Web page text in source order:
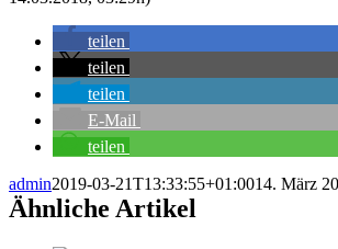
teilen
teilen
teilen
E-Mail
teilen
admin2019-03-21T13:33:55+01:0014. März
Ähnliche Artikel